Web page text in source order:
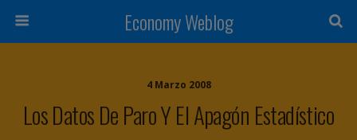
Economy Weblog
4 Marzo 2008
Los Datos De Paro Y El Apagón Estadístico